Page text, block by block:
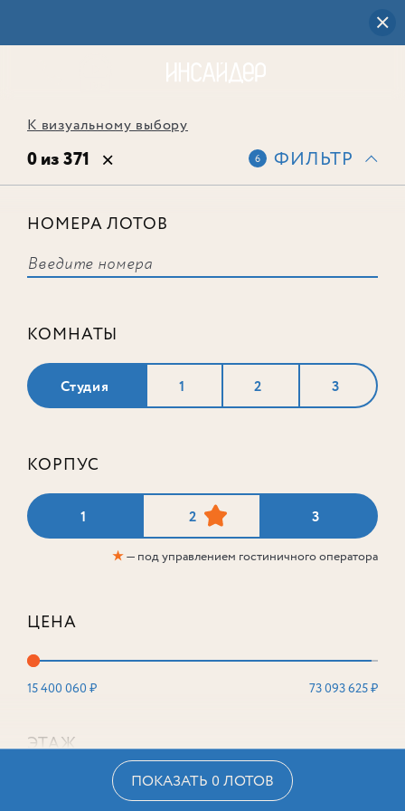
К визуальному выбору
0 из 371 6 ФИЛЬТР
НОМЕРА ЛОТОВ
КОМНАТЫ
Студия 1 2 3
КОРПУС
1 2 3
★— под управлением гостиничного оператора
ЦЕНА
15 400 060 ₽ 73 093 625 ₽
ЭТАЖ
ПОКАЗАТЬ 0 ЛОТОВ
соответствует ни одного лота